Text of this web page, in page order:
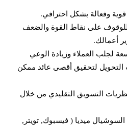
قوية وفعالة بشكل احترافي.
للوقوف على نقاط القوة والضعف
أعمالك.
لجلب العملاء وزيادة الوعي
التحويل لتحقيق أقصى عائد ممكن
التسويق التقليدي من خلال
ميديا ( فيسبوك, تويتر,